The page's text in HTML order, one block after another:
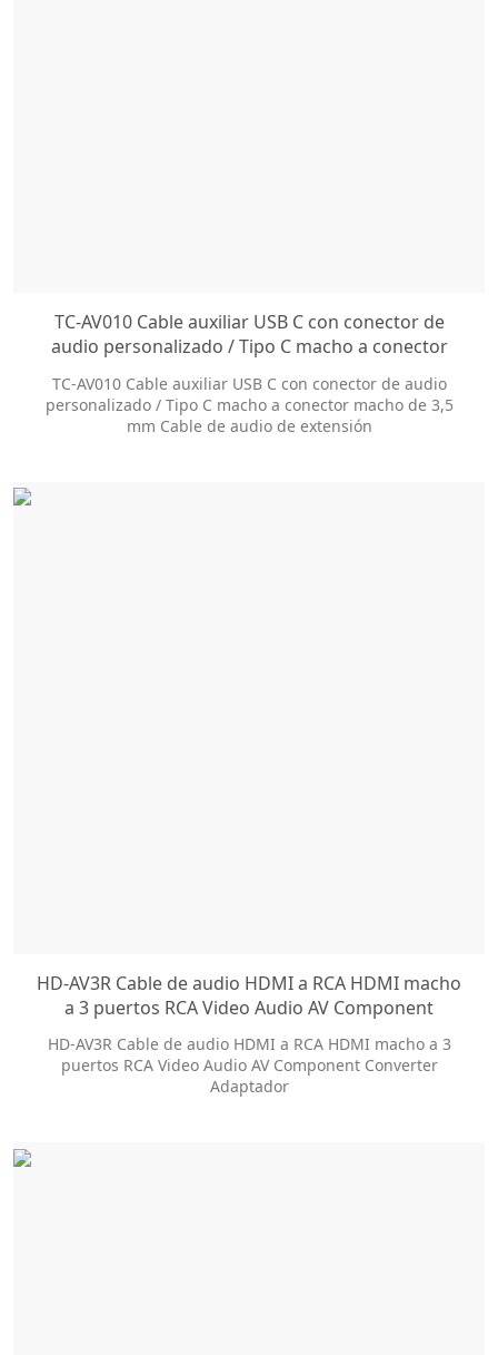
TC-AV010 Cable auxiliar USB C con conector de
audio personalizado / Tipo C macho a conector
TC-AV010 Cable auxiliar USB C con conector de audio
personalizado / Tipo C macho a conector macho de 3,5
mm Cable de audio de extensión
HD-AV3R Cable de audio HDMI a RCA HDMI macho
a 3 puertos RCA Video Audio AV Component
Converter Adaptador
HD-AV3R Cable de audio HDMI a RCA HDMI macho a 3
puertos RCA Video Audio AV Component Converter
Adaptador